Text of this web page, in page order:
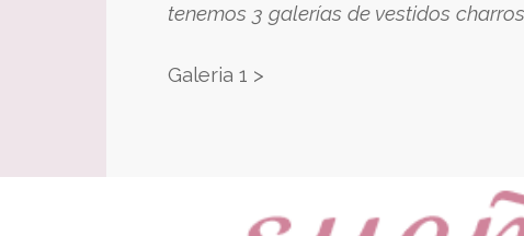
tenemos 3 galerías de vestidos
Galeria 1 >